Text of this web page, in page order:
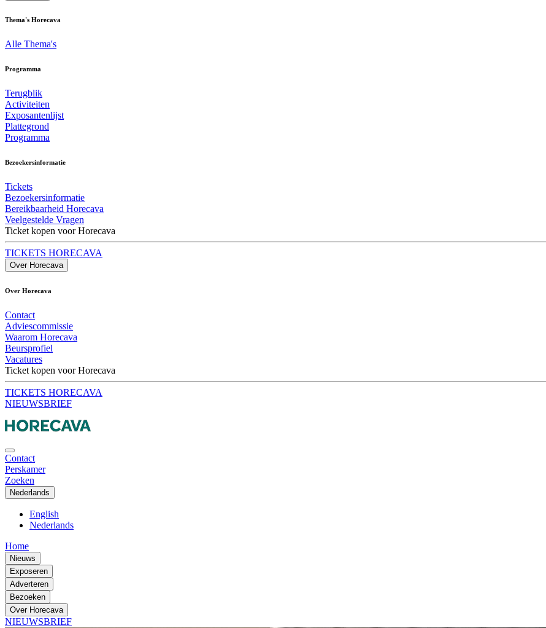
Thema's Horecava
Alle Thema's
Programma
Terugblik
Activiteiten
Exposantenlijst
Plattegrond
Programma
Bezoekersinformatie
Tickets
Bezoekersinformatie
Bereikbaarheid Horecava
Veelgestelde Vragen
Ticket kopen voor Horecava
TICKETS HORECAVA
Over Horecava
Over Horecava
Contact
Adviescommissie
Waarom Horecava
Beursprofiel
Vacatures
Ticket kopen voor Horecava
TICKETS HORECAVA
NIEUWSBRIEF
Contact
Perskamer
Zoeken
Nederlands
English
Nederlands
Home
Nieuws
Exposeren
Adverteren
Bezoeken
Over Horecava
NIEUWSBRIEF